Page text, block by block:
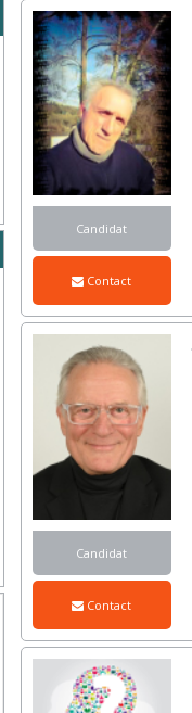
Candidat
Contact
Candidat
Contact